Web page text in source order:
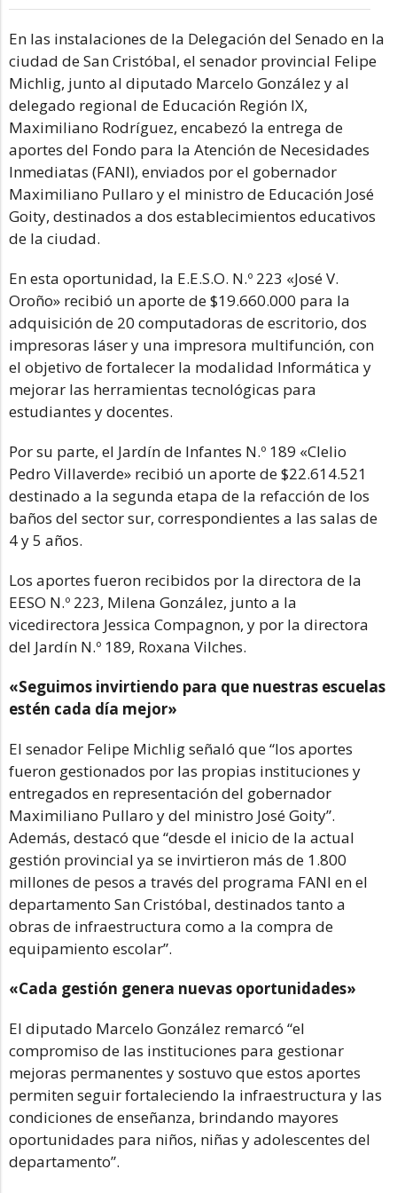
En las instalaciones de la Delegación del Senado en la
ciudad de San Cristóbal, el senador provincial Felipe
Michlig, junto al diputado Marcelo González y al
delegado regional de Educación Región IX,
Maximiliano Rodríguez, encabezó la entrega de
aportes del Fondo para la Atención de Necesidades
Inmediatas (FANI), enviados por el gobernador
Maximiliano Pullaro y el ministro de Educación José
Goity, destinados a dos establecimientos educativos
de la ciudad.
En esta oportunidad, la E.E.S.O. N.º 223 «José V.
Oroño» recibió un aporte de $19.660.000 para la
adquisición de 20 computadoras de escritorio, dos
impresoras láser y una impresora multifunción, con
el objetivo de fortalecer la modalidad Informática y
mejorar las herramientas tecnológicas para
estudiantes y docentes.
Por su parte, el Jardín de Infantes N.º 189 «Clelio
Pedro Villaverde» recibió un aporte de $22.614.521
destinado a la segunda etapa de la refacción de los
baños del sector sur, correspondientes a las salas de
4 y 5 años.
Los aportes fueron recibidos por la directora de la
EESO N.º 223, Milena González, junto a la
vicedirectora Jessica Compagnon, y por la directora
del Jardín N.º 189, Roxana Vilches.
«Seguimos invirtiendo para que nuestras escuelas
estén cada día mejor»
El senador Felipe Michlig señaló que “los aportes
fueron gestionados por las propias instituciones y
entregados en representación del gobernador
Maximiliano Pullaro y del ministro José Goity”.
Además, destacó que “desde el inicio de la actual
gestión provincial ya se invirtieron más de 1.800
millones de pesos a través del programa FANI en el
departamento San Cristóbal, destinados tanto a
obras de infraestructura como a la compra de
equipamiento escolar”.
«Cada gestión genera nuevas oportunidades»
El diputado Marcelo González remarcó “el
compromiso de las instituciones para gestionar
mejoras permanentes y sostuvo que estos aportes
permiten seguir fortaleciendo la infraestructura y las
condiciones de enseñanza, brindando mayores
oportunidades para niños, niñas y adolescentes del
departamento”.